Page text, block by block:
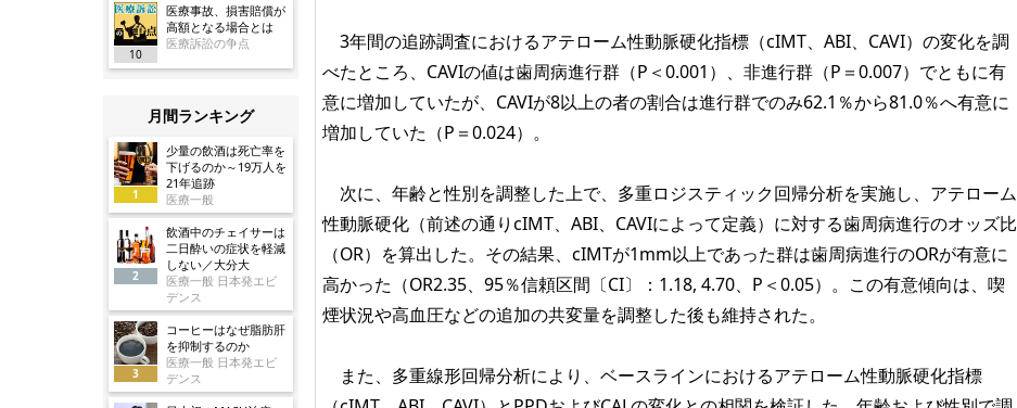
10
医療事故、損害賠償が
高額となる場合とは
医療訴訟の争点
月間ランキング
1
少量の飲酒は死亡率を
下げるのか～19万人を
21年追跡
医療一般
2
飲酒中のチェイサーは
二日酔いの症状を軽減
しない／大分大
医療一般 日本発エビ
デンス
3
コーヒーはなぜ脂肪肝
を抑制するのか
医療一般 日本発エビ
デンス
3年間の追跡調査におけるアテローム性動脈硬化指標（cIMT、ABI、CAVI）の変化を調
べたところ、CAVIの値は歯周病進行群（P＜0.001）、非進行群（P＝0.007）でともに有
意に増加していたが、CAVIが8以上の者の割合は進行群でのみ62.1％から81.0％へ有意に
増加していた（P＝0.024）。
次に、年齢と性別を調整した上で、多重ロジスティック回帰分析を実施し、アテローム
性動脈硬化（前述の通りcIMT、ABI、CAVIによって定義）に対する歯周病進行のオッズ比
（OR）を算出した。その結果、cIMTが1mm以上であった群は歯周病進行のORが有意に
高かった（OR2.35、95％信頼区間〔CI〕：1.18, 4.70、P＜0.05）。この有意傾向は、喫
煙状況や高血圧などの追加の共変量を調整した後も維持された。
また、多重線形回帰分析により、ベースラインにおけるアテローム性動脈硬化指標